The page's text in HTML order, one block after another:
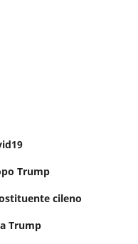
Trump
cileno
Trump